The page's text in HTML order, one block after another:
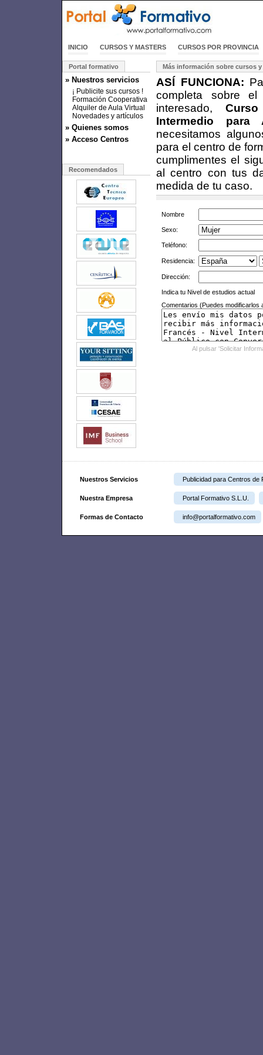
INICIO CURSOS Y MASTERS CURSOS POR PROVINCIA
Portal formativo
» Nuestros servicios
¡ Publicite sus cursos !
Formación Cooperativa
Alquiler de Aula Virtual
Novedades y artículos
» Quienes somos
» Acceso Centros
Recomendados
Más información sobre cursos y
ASÍ FUNCIONA:
completa sobre
interesado,
Intermedio para
necesitamos
para el centro de
cumplimentes el
al centro con tus
medida de tu caso.
Nombre
Sexo:
Teléfono:
Residencia:
Dirección:
Indica tu Nivel de estudios actual
Comentarios (Puedes modificarlos
Al pulsar 'Solicitar
Nuestros Servicios Publicidad para Centros de
Nuestra Empresa Portal Formativo S.L.U.
Formas de Contacto info@portalformativo.com